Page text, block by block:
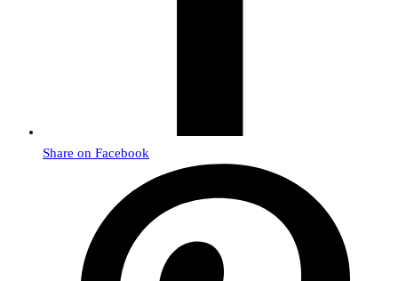
Share on Facebook